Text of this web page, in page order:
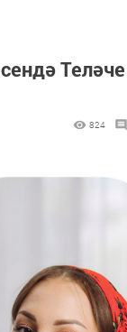
Теләче
824